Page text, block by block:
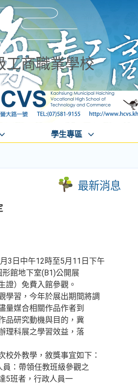
工商職業學校
學生專區
最新消息
3日中午12時至5月11日下午
館地下室(B1)公開展
證）免費入館參觀。
學習，今年於展出期間將調
量媒合相關作品作者到
品研究動機與目的，冀
理科展之學習效益，落
校外教學，敘獎事宜如下：
：帶領任教班級參觀之
5班者，行政人員一